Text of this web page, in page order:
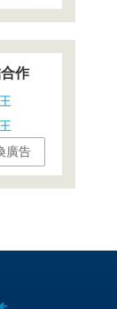
作
廣告